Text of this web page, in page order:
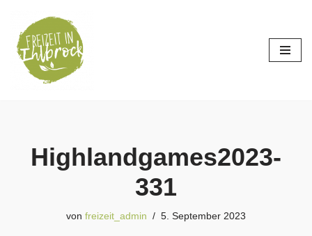
Zum
Inhalt
springen
Highlandgames2023-
331
von freizeit_admin 5. September 2023